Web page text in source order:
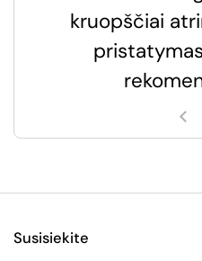
kruopščiai
Susisiekite